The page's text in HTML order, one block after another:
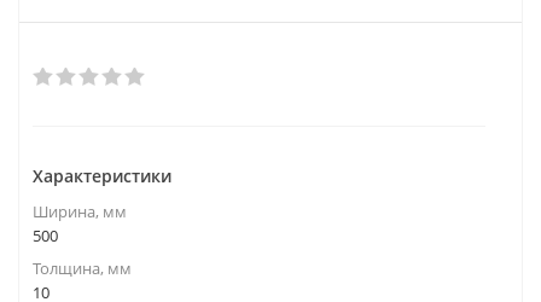
Характеристики
Ширина, мм
500
Толщина, мм
10